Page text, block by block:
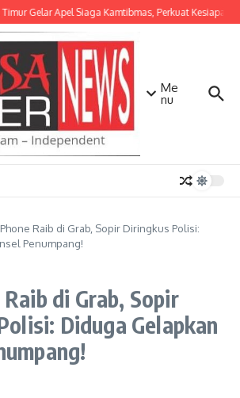
Gelar Apel Siaga Kamtibmas, Perkuat Kesiapan
Me
nu
Raib di Grab, Sopir Diringkus Polisi:
Penumpang!
di Grab, Sopir
Diduga Gelapkan